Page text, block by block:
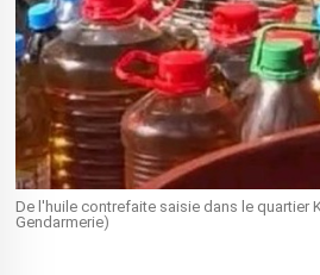
De l'huile contrefaite saisie dans le quartier
Gendarmerie)